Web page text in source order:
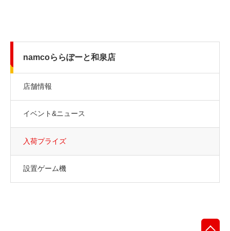
namcoららぽーと和泉店
店舗情報
イベント&ニュース
入荷プライズ
設置ゲーム機